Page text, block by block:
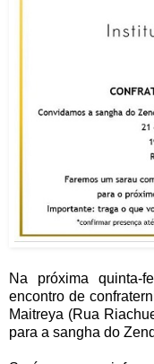
Na próxima quinta-
encontro de
Maitreya (Rua
para a sangha do